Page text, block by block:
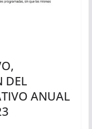
DEL
ANUAL